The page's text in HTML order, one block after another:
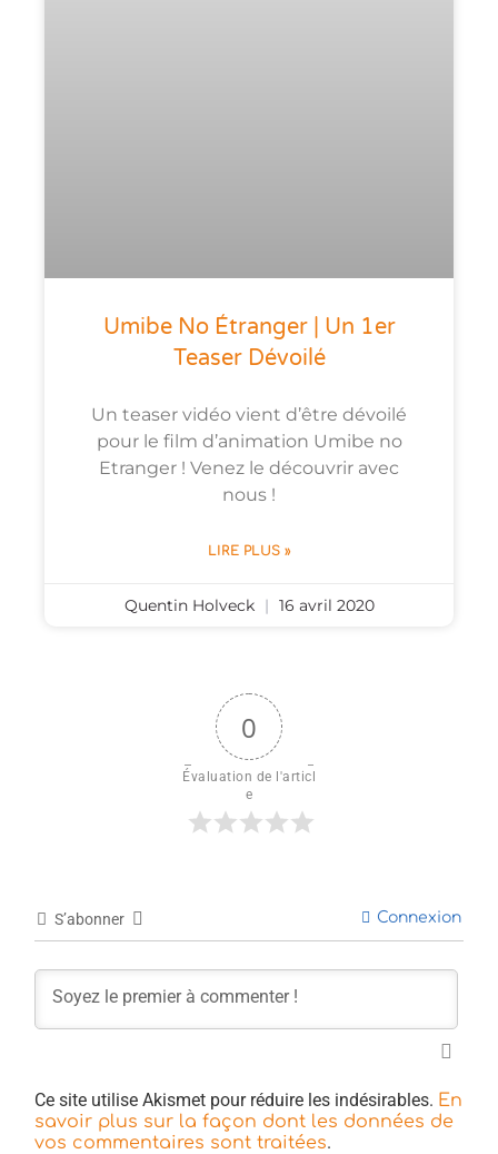
Umibe No Étranger | Un 1er
Teaser Dévoilé
Un teaser vidéo vient d’être dévoilé
pour le film d’animation Umibe no
Etranger ! Venez le découvrir avec
nous !
LIRE PLUS »
Quentin Holveck 16 avril 2020
0
Évaluation de l'articl
e
S’abonner Connexion
Ce site utilise Akismet pour réduire les indésirables. En
savoir plus sur la façon dont les données de
vos commentaires sont traitées.